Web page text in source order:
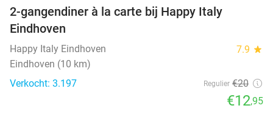
2-gangendiner à la carte bij Happy Italy
Eindhoven
Happy Italy Eindhoven 7.9 star
Eindhoven (10 km)
Verkocht: 3.197
Regulier €20
€12,95